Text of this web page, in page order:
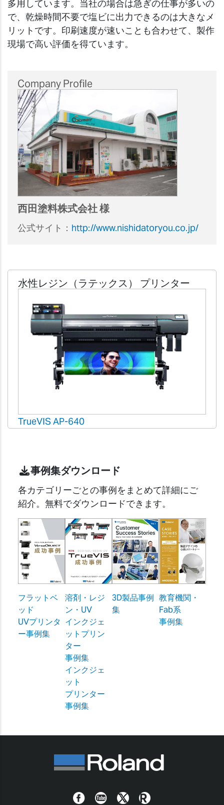
多用しています。当社の場合は急ぎの仕事が多いの
で、乾燥時間不要で塩ビに出力できるのは大きなメ
リットです。印刷速度が速いことも合わせて、製作
現場で高い評価を得ています。
Company Profile
西田塗料株式会社 様
公式サイト： http://www.nishidatoryou.co.jp/
水性レジン（ラテックス） プリンター
TrueVIS AP-640
事例集ダウンロード
各カテゴリーごとの事例をまとめて詳細にご
紹介。無料でダウンロードできます。
フラットベ
ッド
UVプリンタ
ー事例集
溶剤・レジ
ン・UV
インクジェ
ットプリン
ター
事例集
インクジェ
ット
プリンター
事例集
3D製品事例
集
教育機関・
Fab系
事例集
FacebookYouTubeTwitterRoland Blog